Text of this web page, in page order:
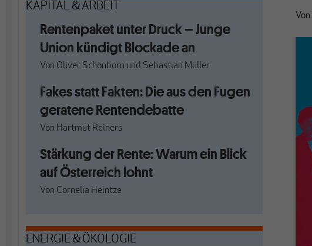
KAPITAL & ARBEIT
Rentenpaket unter Druck – Junge
Union kündigt Blockade an
Von Oliver Schönborn und Sebastian Müller
Fakes statt Fakten: Die aus den Fugen
geratene Rentendebatte
Von Hartmut Reiners
Stärkung der Rente: Warum ein Blick
auf Österreich lohnt
Von Cornelia Heintze
ENERGIE & ÖKOLOGIE
Von